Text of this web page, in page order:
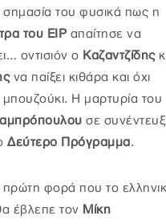
σημασία του φυσικά πως η
του ΕΙΡ απαίτησε να
οντισιόν ο Καζαντζίδης
να παίξει κιθάρα και όχι
μπουζούκι. Η μαρτυρία του
σε
Δεύτερο Πρόγραμμα.
πρώτη φορά που το
έβλεπε τον Μίκη